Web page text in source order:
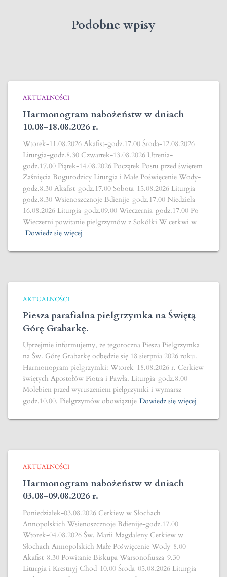
Podobne wpisy
AKTUALNOŚCI
Harmonogram nabożeństw w dniach
10.08-18.08.2026 r.
Wtorek-11.08.2026 Akafist-godz.17.00 Środa-12.08.2026
Liturgia-godz.8.30 Czwartek-13.08.2026 Utrenia-
godz.17.00 Piątek-14.08.2026 Początek Postu przed świętem
Zaśnięcia Bogurodzicy Liturgia i Małe Poświęcenie Wody-
godz.8.30 Akafist-godz.17.00 Sobota-15.08.2026 Liturgia-
godz.8.30 Wsienoszcznoje Bdienije-godz.17.00 Niedziela-
16.08.2026 Liturgia-godz.09.00 Wieczernia-godz.17.00 Po
Wieczerni powitanie pielgrzymów z Sokółki W cerkwi w
Dowiedz się więcej
AKTUALNOŚCI
Piesza parafialna pielgrzymka na Świętą
Górę Grabarkę.
Uprzejmie informujemy, że tegoroczna Piesza Pielgrzymka
na Św. Górę Grabarkę odbędzie się 18 sierpnia 2026 roku.
Harmonogram pielgrzymki: Wtorek-18.08.2026 r. Cerkiew
świętych Apostołów Piotra i Pawła. Liturgia-godz.8.00
Molebien przed wyruszeniem pielgrzymki i wymarsz-
godz.10.00. Pielgrzymów obowiązuje Dowiedz się więcej
AKTUALNOŚCI
Harmonogram nabożeństw w dniach
03.08-09.08.2026 r.
Poniedziałek-03.08.2026 Cerkiew w Słochach
Annopolskich Wsienoszcznoje Bdienije-godz.17.00
Wtorek-04.08.2026 Św. Marii Magdaleny Cerkiew w
Słochach Annopolskich Małe Poświęcenie Wody-8.00
Akafist-8.30 Powitanie Biskupa Warsonofiusza-9.30
Liturgia i Krestnyj Chod-10.00 Środa-05.08.2026 Liturgia-